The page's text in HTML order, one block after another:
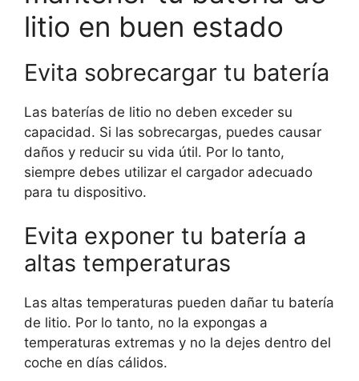
litio en buen estado
Evita sobrecargar tu batería
Las baterías de litio no deben exceder su
capacidad. Si las sobrecargas, puedes causar
daños y reducir su vida útil. Por lo tanto,
siempre debes utilizar el cargador adecuado
para tu dispositivo.
Evita exponer tu batería a
altas temperaturas
Las altas temperaturas pueden dañar tu batería
de litio. Por lo tanto, no la expongas a
temperaturas extremas y no la dejes dentro del
coche en días cálidos.